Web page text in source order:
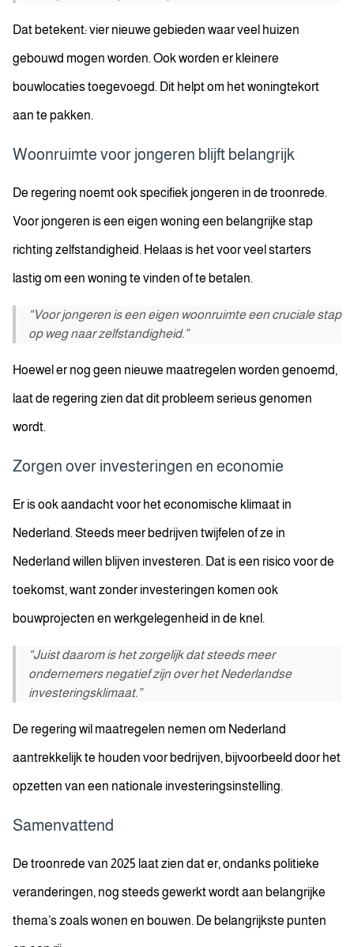
Dat betekent: vier nieuwe gebieden waar veel huizen
gebouwd mogen worden. Ook worden er kleinere
bouwlocaties toegevoegd. Dit helpt om het woningtekort
aan te pakken.
Woonruimte voor jongeren blijft belangrijk
De regering noemt ook specifiek jongeren in de troonrede.
Voor jongeren is een eigen woning een belangrijke stap
richting zelfstandigheid. Helaas is het voor veel starters
lastig om een woning te vinden of te betalen.
“Voor jongeren is een eigen woonruimte een cruciale stap
op weg naar zelfstandigheid.”
Hoewel er nog geen nieuwe maatregelen worden genoemd,
laat de regering zien dat dit probleem serieus genomen
wordt.
Zorgen over investeringen en economie
Er is ook aandacht voor het economische klimaat in
Nederland. Steeds meer bedrijven twijfelen of ze in
Nederland willen blijven investeren. Dat is een risico voor de
toekomst, want zonder investeringen komen ook
bouwprojecten en werkgelegenheid in de knel.
“Juist daarom is het zorgelijk dat steeds meer
ondernemers negatief zijn over het Nederlandse
investeringsklimaat.”
De regering wil maatregelen nemen om Nederland
aantrekkelijk te houden voor bedrijven, bijvoorbeeld door het
opzetten van een nationale investeringsinstelling.
Samenvattend
De troonrede van 2025 laat zien dat er, ondanks politieke
veranderingen, nog steeds gewerkt wordt aan belangrijke
thema’s zoals wonen en bouwen. De belangrijkste punten